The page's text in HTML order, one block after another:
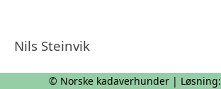
Nils Steinvik
© Norske kadaverhunder | Løsning: